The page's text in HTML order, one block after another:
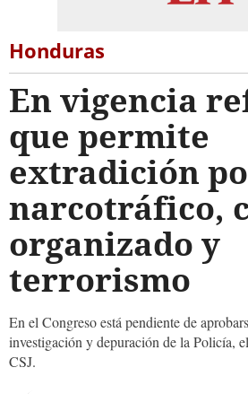
Honduras
En vigencia
que permite
extradición
narcotráfico,
organizado y
terrorismo
En el Congreso está pendiente de
investigación y depuración de la Policía,
CSJ.